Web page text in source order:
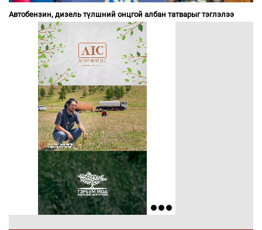
Автобензин, дизель түлшний онцгой албан татварыг тэглэлээ